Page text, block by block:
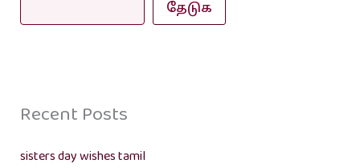
தேடுக
Recent Posts
sisters day wishes tamil